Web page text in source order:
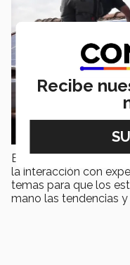
El programa de
la interacción con
temas para que los
mano las tendencias
Recibe